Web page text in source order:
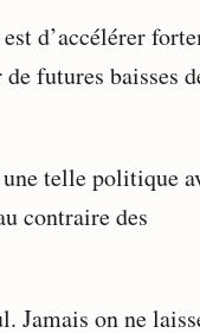
d’accélérer
futures baisses
telle politique
contraire des
Jamais on ne